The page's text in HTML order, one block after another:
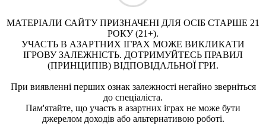
МАТЕРІАЛИ САЙТУ ПРИЗНАЧЕНІ ДЛЯ ОСІБ СТАРШЕ 21
РОКУ (21+).
УЧАСТЬ В АЗАРТНИХ ІГРАХ МОЖЕ ВИКЛИКАТИ
ІГРОВУ ЗАЛЕЖНІСТЬ. ДОТРИМУЙТЕСЬ ПРАВИЛ
(ПРИНЦИПІВ) ВІДПОВІДАЛЬНОЇ ГРИ.
При виявленні перших ознак залежності негайно зверніться
до спеціаліста.
Пам'ятайте, що участь в азартних іграх не може бути
джерелом доходів або альтернативою роботі.